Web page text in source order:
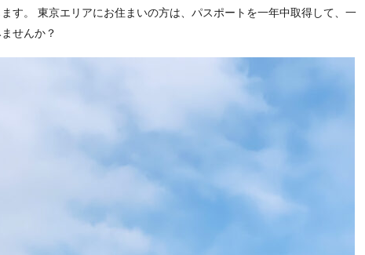
す。 東京エリアにお住まいの方は、パスポートを一年中取得して、一
せんか？